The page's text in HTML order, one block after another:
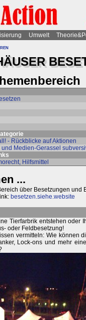
Umwelt
- Rückblicke auf Aktionen
und Medien-Gerassel
Hilfsmittel
...
über Besetzungen und
besetzen.siehe.website
Tierfarbrik entstehen oder
oder Feldbesetzung!
vermitteln: Wie können
Lock-ons und mehr